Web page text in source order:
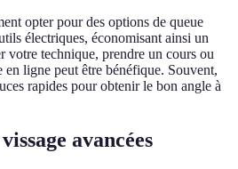
opter pour des options de queue
électriques, économisant ainsi un
votre technique, prendre un cours ou
ligne peut être bénéfique. Souvent,
rapides pour obtenir le bon angle à
avancées